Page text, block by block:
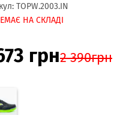
TOPW.2003.IN
НА СКЛАДІ
грн2 390грн